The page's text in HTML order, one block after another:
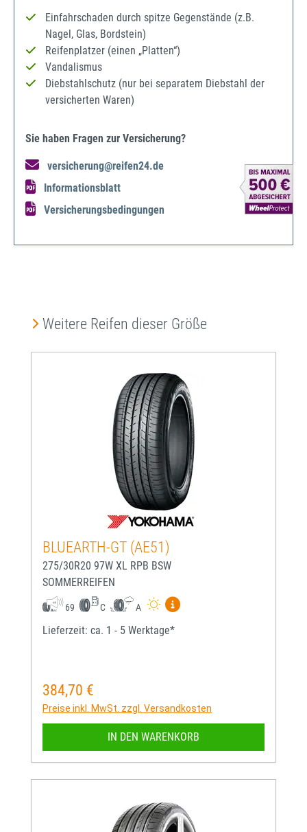
Einfahrschaden durch spitze Gegenstände (z.B.
Nagel, Glas, Bordstein)
Reifenplatzer (einen „Platten“)
Vandalismus
Diebstahlschutz (nur bei separatem Diebstahl der
versicherten Waren)
Sie haben Fragen zur Versicherung?
versicherung@reifen24.de
Informationsblatt
Versicherungsbedingungen
Produktgalerie überspringen
Weitere Reifen dieser Größe
BLUEARTH-GT (AE51)
275/30R20 97W XL RPB BSW
SOMMERREIFEN
69 C A
Mehr Informationen zum
Lieferzeit: ca. 1 - 5 Werktage*
Regulärer Preis:
384,70 €
Preise inkl. MwSt. zzgl. Versandkosten
IN DEN WARENKORB